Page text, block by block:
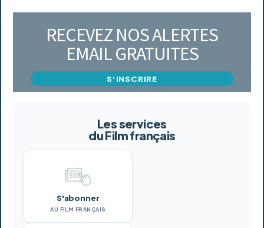
RECEVEZ NOS ALERTES
EMAIL GRATUITES
S'INSCRIRE
Les services
du Film français
S'abonner
AU FILM FRANÇAIS